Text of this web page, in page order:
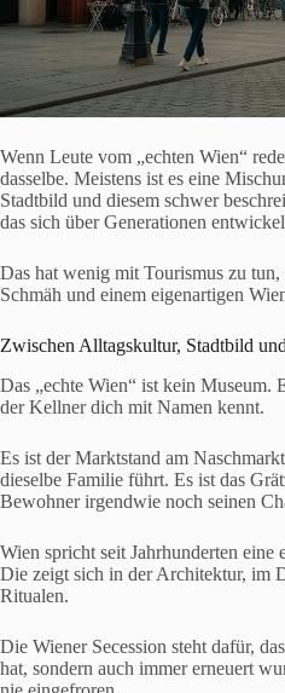
Wenn Leute vom „echten Wien“
dasselbe. Meistens ist es eine
Stadtbild und diesem schwer
das sich über Generationen
Das hat wenig mit Tourismus zu
Schmäh und einem eigenartigen
Zwischen Alltagskultur, Stadtbild
Das „echte Wien“ ist kein Museum.
der Kellner dich mit Namen kennt.
Es ist der Marktstand am
dieselbe Familie führt. Es ist das
Bewohner irgendwie noch seinen
Wien spricht seit Jahrhunderten eine
Die zeigt sich in der Architektur, im
Ritualen.
Die Wiener Secession steht dafür,
hat, sondern auch immer erneuert